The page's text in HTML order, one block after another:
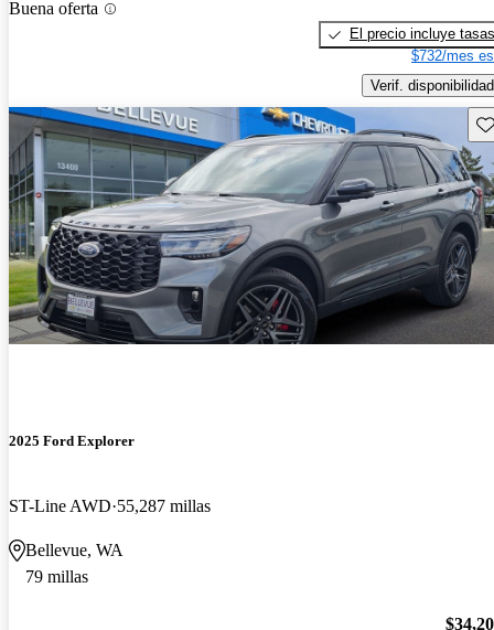
Buena oferta
El precio incluye tasas
$732/mes
Verif. disponibilidad
2025 Ford Explorer
ST-Line AWD 55,287 millas
Bellevue, WA
79 millas